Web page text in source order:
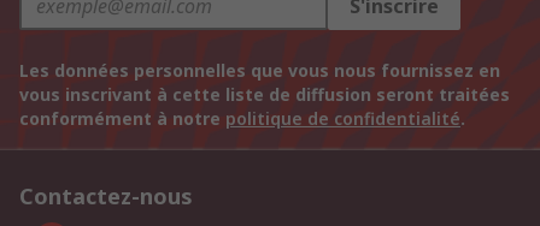
S'inscrire
Les données personnelles que vous nous fournissez en
vous inscrivant à cette liste de diffusion seront traitées
conformément à notre politique de confidentialité.
Contactez-nous